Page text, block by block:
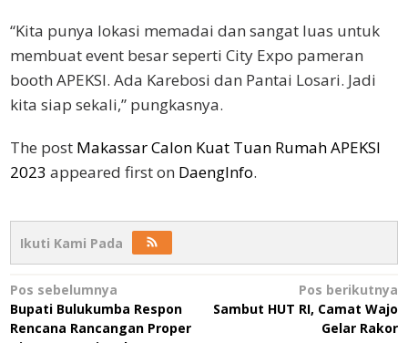
“Kita punya lokasi memadai dan sangat luas untuk
membuat event besar seperti City Expo pameran
booth APEKSI. Ada Karebosi dan Pantai Losari. Jadi
kita siap sekali,” pungkasnya.
The post Makassar Calon Kuat Tuan Rumah APEKSI
2023 appeared first on DaengInfo.
Ikuti Kami Pada
Navigasi
pos
Pos sebelumnya
Bupati Bulukumba Respon
Rencana Rancangan Proper
Pos berikutnya
Sambut HUT RI, Camat Wajo
Gelar Rakor